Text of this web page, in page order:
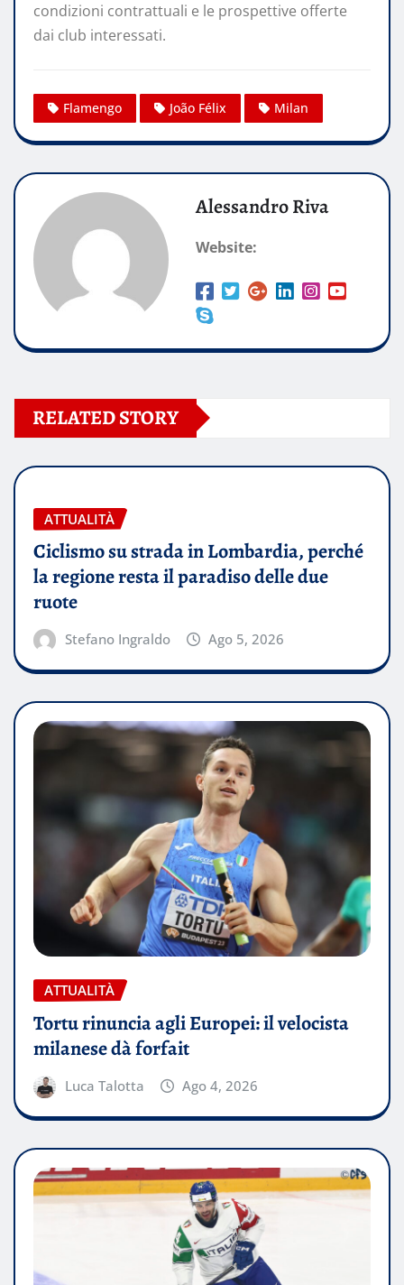
condizioni contrattuali e le prospettive offerte
dai club interessati.
Flamengo João Félix Milan
Alessandro Riva
Website:
RELATED STORY
ATTUALITÀ
Ciclismo su strada in Lombardia, perché
la regione resta il paradiso delle due
ruote
Stefano Ingraldo Ago 5, 2026
ATTUALITÀ
Tortu rinuncia agli Europei: il velocista
milanese dà forfait
Luca Talotta Ago 4, 2026